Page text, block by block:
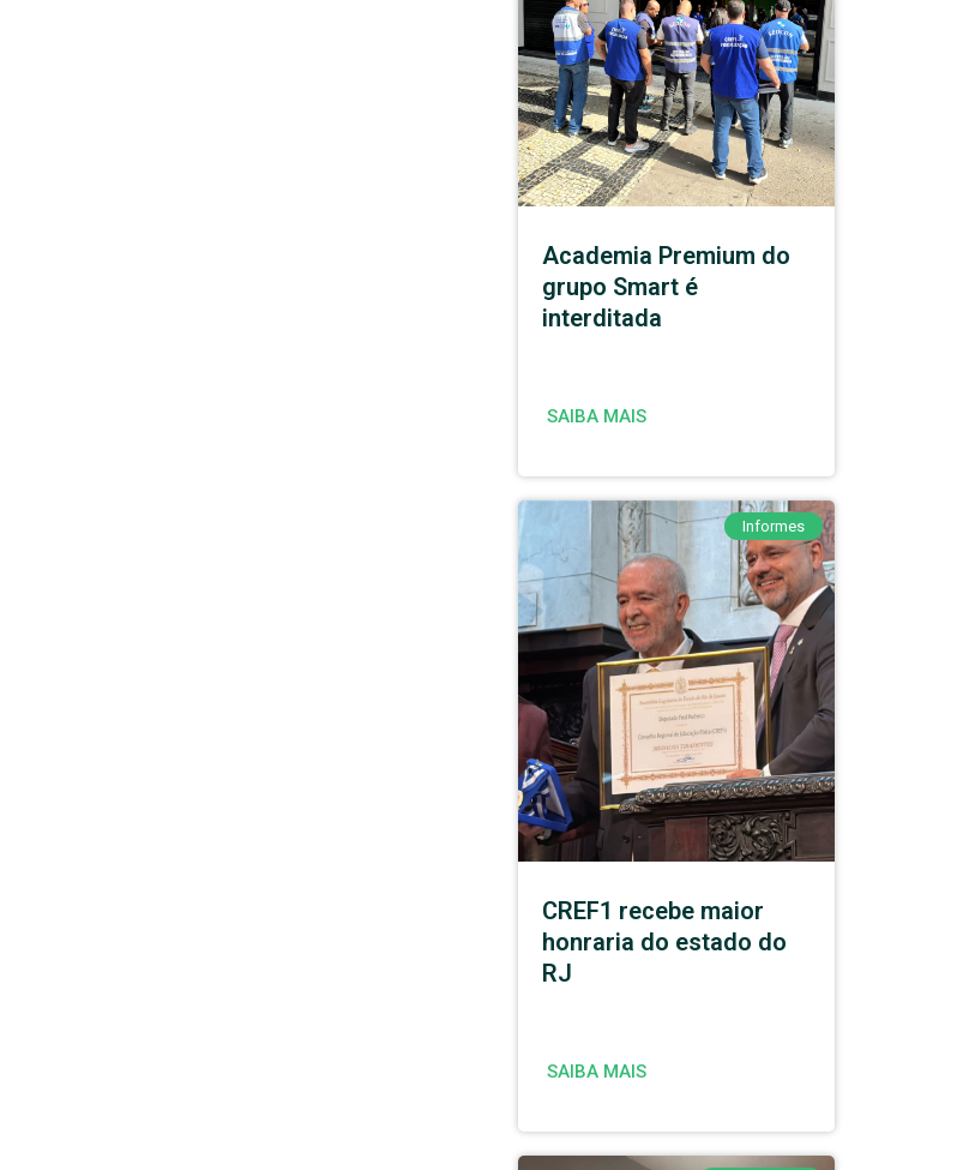
Academia Premium do
grupo Smart é
interditada
SAIBA MAIS
Informes
CREF1 recebe maior
honraria do estado do
RJ
SAIBA MAIS